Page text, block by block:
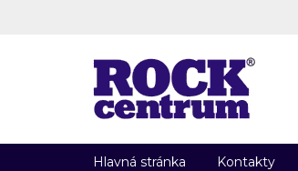
Hlavná stránka Kontakty